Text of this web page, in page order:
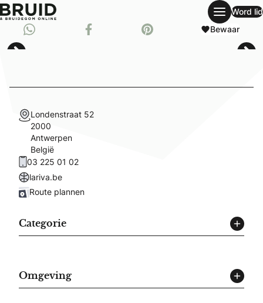
Wedding single
Word lid
Deel via WhatsappDeel op FacebookBewaar op Pinterest
Bewaar
Londenstraat 52
2000
Antwerpen
België
03 225 01 02
lariva.be
Route plannen
Categorie
Omgeving